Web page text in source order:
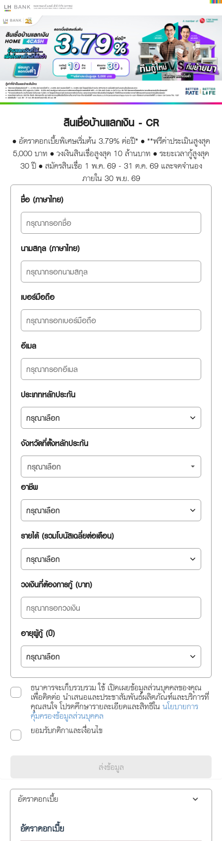
สินเชื่อบ้านแลกเงิน - CR
• อัตราดอกเบี้ยพิเศษเริ่มต้น 3.79% ต่อปี* • **ฟรีค่าประเมินสูงสุด
5,000 บาท • วงเงินสินเชื่อสูงสุด 10 ล้านบาท • ระยะเวลากู้สูงสุด
30 ปี • สมัครสินเชื่อ 1 พ.ค. 69 - 31 ต.ค. 69 และจดจำนอง
ภายใน 30 พ.ย. 69
ชื่อ (ภาษาไทย)
นามสกุล (ภาษาไทย)
เบอร์มือถือ
อีเมล
ประเภทหลักประกัน
จังหวัดที่ตั้งหลักประกัน
กรุณาเลือก
อาชีพ
รายได้ (รวมโบนัสเฉลี่ยต่อเดือน)
วงเงินที่ต้องการกู้ (บาท)
อายุผู้กู้ (ปี)
ธนาคารจะเก็บรวบรวม ใช้ เปิดเผยข้อมูลส่วนบุคคลของคุณ
เพื่อติดต่อ นำเสนอและประชาสัมพันธ์ผลิตภัณฑ์และบริการที่
คุณสนใจ โปรดศึกษารายละเอียดและสิทธิใน นโยบายการ
คุ้มครองข้อมูลส่วนบุคคล
ยอมรับกติกาและเงื่อนไข
ส่งข้อมูล
อัตราดอกเบี้ย
อัตราดอกเบี้ย